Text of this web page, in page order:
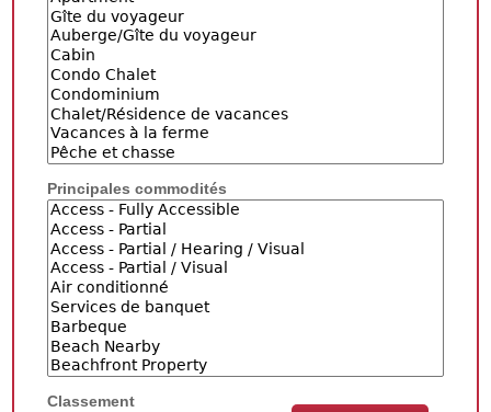
Principales commodités
Classement